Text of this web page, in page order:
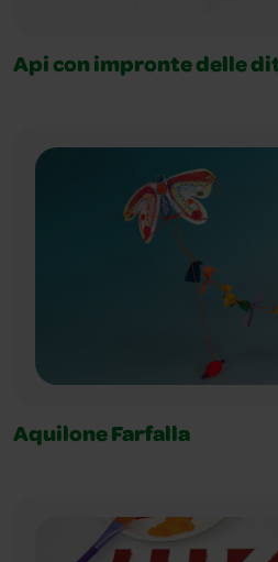
Api con impronte delle
Aquilone Farfalla